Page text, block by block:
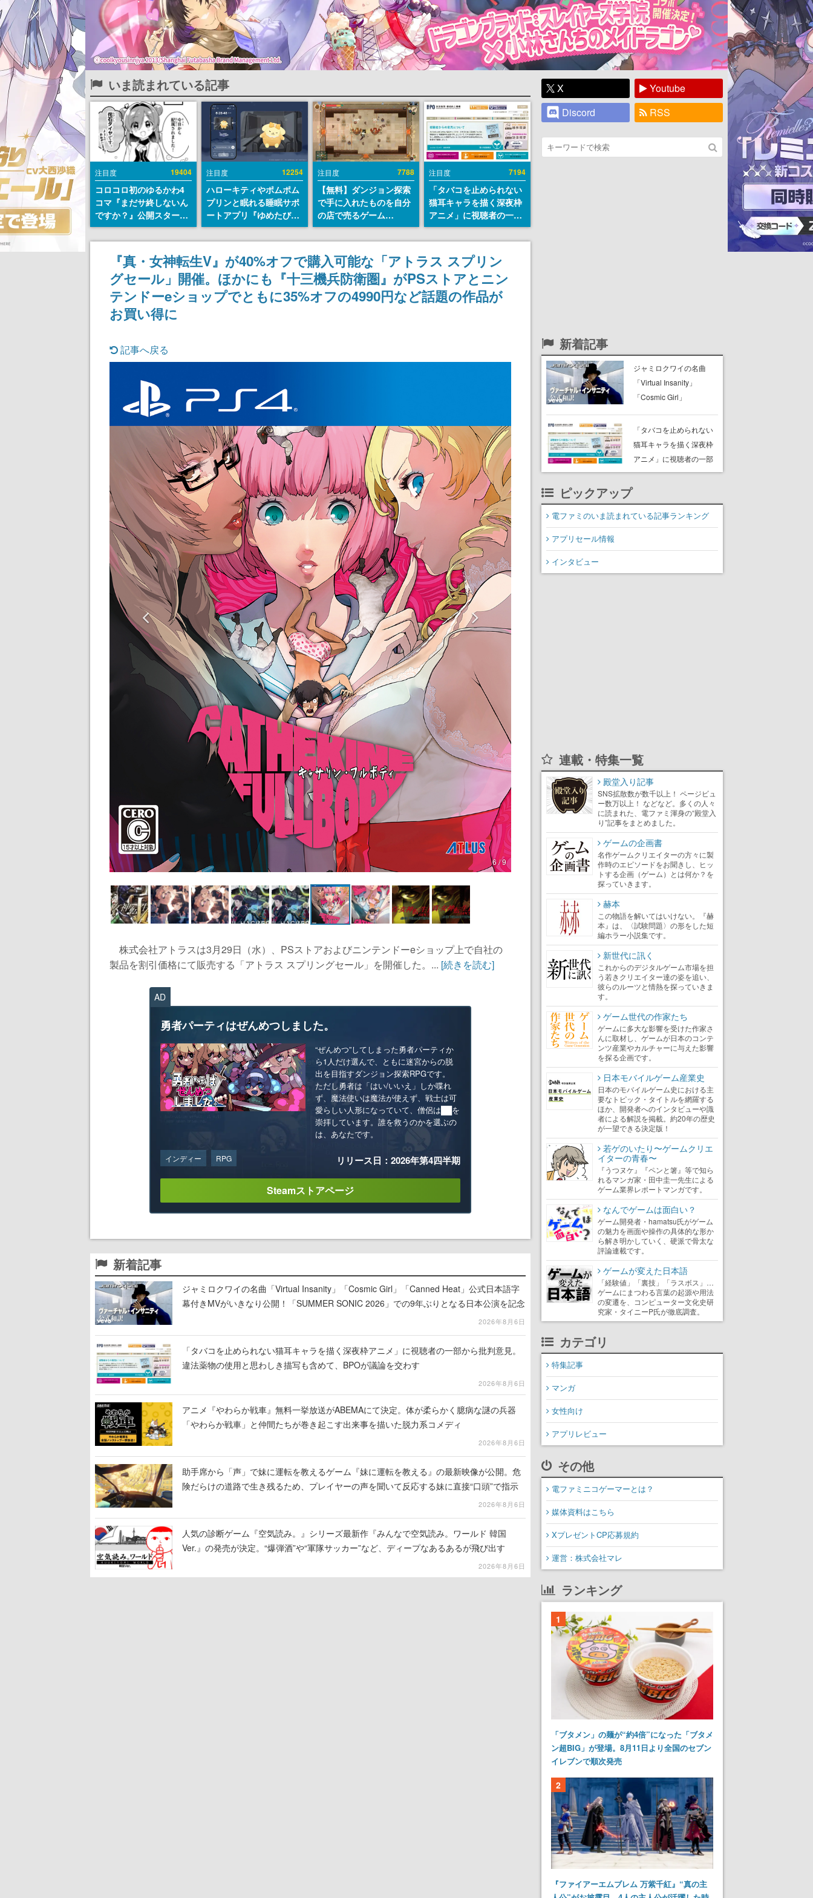
いま読まれている記事
注目度 19404
コロコロ初のゆるかわ4
コマ『まだサ終しないん
ですか？』公開スター
ト。主人公は新入社員の
侘石ダイヤ、ゲーム会社
を舞台にトラブルへ対応
する社員たちを描く
注目度 12254
ハローキティやポムポム
プリンと眠れる睡眠サポ
ートアプリ『ゆめたび』
が配信中。キャラごとの
ASMRや目覚ましアラー
ムも搭載
注目度 7788
【無料】ダンジョン探索
で手に入れたものを自分
の店で売るゲーム
『Moonlighter』が
Steamにて無料配布中！
続編『Moonlighter 2』
の9月2日正式リリースを
記念したキャンペーン
注目度 7194
「タバコを止められない
猫耳キャラを描く深夜枠
アニメ」に視聴者の一部
から批判意見。違法薬物
の使用と思わしき描写も
含めて、BPOが議論を交
わす
『真・女神転生V』が40%オフで購入可能な「アトラス スプリン
グセール」開催。ほかにも『十三機兵防衛圏』がPSストアとニン
テンドーeショップでともに35%オフの4990円など話題の作品が
お買い得に
記事へ戻る
6 / 9
株式会社アトラスは3月29日（水）、PSストアおよびニンテンドーeショップ上で自社の
製品を割引価格にて販売する「アトラス スプリングセール」を開催した。... [続きを読む]
AD
勇者パーティはぜんめつしました。
“ぜんめつ”してしまった勇者パーティか
ら1人だけ選んで、ともに迷宮からの脱
出を目指すダンジョン探索RPGです。
ただし勇者は「はい/いいえ」しか喋れ
ず、魔法使いは魔法が使えず、戦士は可
愛らしい人形になっていて、僧侶は██を
崇拝しています。誰を救うのかを選ぶの
は、あなたです。
インディー RPG リリース日：2026年第4四半期
Steamストアページ
新着記事
ジャミロクワイの名曲「Virtual Insanity」「Cosmic Girl」「Canned Heat」公式日本語字
幕付きMVがいきなり公開！「SUMMER SONIC 2026」での9年ぶりとなる日本公演を記念
2026年8月6日
「タバコを止められない猫耳キャラを描く深夜枠アニメ」に視聴者の一部から批判意見。
違法薬物の使用と思わしき描写も含めて、BPOが議論を交わす
2026年8月6日
アニメ『やわらか戦車』無料一挙放送がABEMAにて決定。体が柔らかく臆病な謎の兵器
「やわらか戦車」と仲間たちが巻き起こす出来事を描いた脱力系コメディ
2026年8月6日
助手席から「声」で妹に運転を教えるゲーム『妹に運転を教える』の最新映像が公開。危
険だらけの道路で生き残るため、プレイヤーの声を聞いて反応する妹に直接“口頭”で指示
2026年8月6日
人気の診断ゲーム『空気読み。』シリーズ最新作『みんなで空気読み。ワールド 韓国
Ver.』の発売が決定。“爆弾酒”や“軍隊サッカー”など、ディープなあるあるが飛び出す
2026年8月6日
X
Youtube
Discord
RSS
新着記事
ジャミロクワイの名曲
「Virtual Insanity」
「Cosmic Girl」
本語字幕付きMVがいきな
り公開！「SUMMER
SONIC 2026」での9年ぶ
「タバコを止められない
猫耳キャラを描く深夜枠
アニメ」に視聴者の一部
から批判意見。違法薬物
含めて、BPOが議論を交
わす
ピックアップ
電ファミのいま読まれている記事ランキング
アプリセール情報
インタビュー
連載・特集一覧
殿堂入り記事
SNS拡散数が数千以上！ ページビュ
ー数万以上！ などなど。多くの人々
に読まれた、電ファミ渾身の“殿堂入
り”記事をまとめました。
ゲームの企画書
名作ゲームクリエイターの方々に製
作時のエピソードをお聞きし、ヒッ
トする企画（ゲーム）とは何か？を
探っていきます。
赫本
この物語を解いてはいけない。『赫
本』は、〈試験問題〉の形をした短
編ホラー小説集です。
新世代に訊く
これからのデジタルゲーム市場を担
う若きクリエイター達の姿を追い、
彼らのルーツと情熱を探っていきま
す。
ゲーム世代の作家たち
ゲームに多大な影響を受けた作家さ
んに取材し、ゲームが日本のコンテ
ンツ産業やカルチャーに与えた影響
を探る企画です。
日本モバイルゲーム産業史
日本のモバイルゲーム史における主
要なトピック・タイトルを網羅する
ほか、開発者へのインタビューや識
者による解説を掲載。約20年の歴史
が一望できる決定版！
若ゲのいたり〜ゲームクリエ
イターの青春〜
『うつヌケ』『ペンと箸』等で知ら
れるマンガ家・田中圭一先生による
ゲーム業界レポートマンガです。
なんでゲームは面白い？
ゲーム開発者・hamatsu氏がゲーム
の魅力を画面や操作の具体的な形か
ら解き明かしていく、硬派で骨太な
評論連載です。
ゲームが変えた日本語
「経験値」「裏技」「ラスボス」…
ゲームにまつわる言葉の起源や用法
の変遷を、コンピューター文化史研
究家・タイニーP氏が徹底調査。
カテゴリ
特集記事
マンガ
女性向け
アプリレビュー
その他
電ファミニコゲーマーとは？
媒体資料はこちら
XプレゼントCP応募規約
運営：株式会社マレ
ランキング
1
「ブタメン」の麺が“約4倍”になった「ブタメ
ン超BIG」が登場。8月11日より全国のセブン
イレブンで順次発売
2
『ファイアーエムブレム 万紫千紅』“真の主